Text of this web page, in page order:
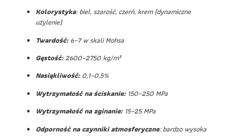
Kolorystyka: biel, szarość, czerń, krem (dynamiczne
użylenie)
Twardość:6–7 w skali Mohsa
Gęstość:2600–2750 kg/m³
Nasiąkliwość:0,1–0,5%
Wytrzymałość na ściskanie: 150–250 MPa
Wytrzymałość na zginanie:15–25 MPa
Odporność na czynniki atmosferyczne: bardzo wysoka